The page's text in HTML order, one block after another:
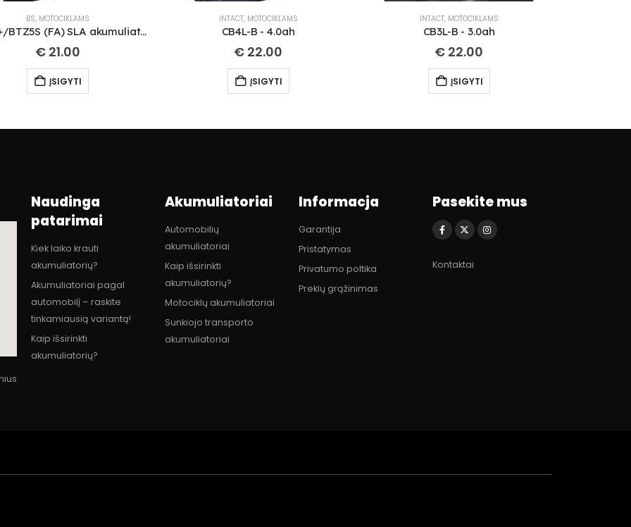
BS, MOTOCIKLAMS
BTX4L+/BTZ5S (FA) SLA akumuliatorius
€21.00
ĮSIGYTI
INTACT, MOTOCIKLAMS
CB4L-B - 4.0ah
€ 22.00
ĮSIGYTI
INTACT, MOTOCIKLAMS
CB3L-B - 3.0ah
€ 22.00
ĮSIGYTI
Naudinga
patarimai
Kiek laiko krauti
akumuliatorių?
Akumuliatoriai pagal
automobilį – raskite
tinkamiausią variantą!
Kaip išsirinkti
akumuliatorių?
Akumuliatoriai
Automobilių
akumuliatoriai
Kaip išsirinkti
akumuliatorių?
Motociklų akumuliatoriai
Sunkiojo transporto
akumuliatoriai
Informacja
Garantija
Pristatymas
Privatumo poltika
Prekių grąžinimas
Pasekite mus
Kontaktai